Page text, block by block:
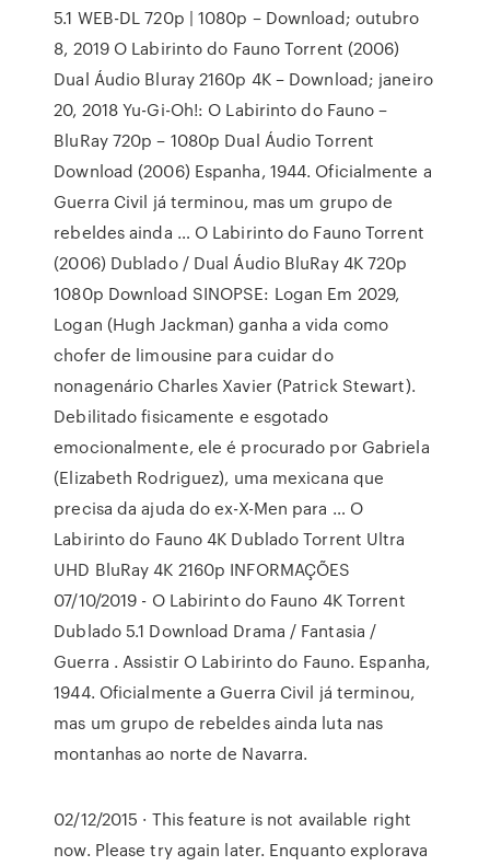
5.1 WEB-DL 720p | 1080p – Download; outubro
8, 2019 O Labirinto do Fauno Torrent (2006)
Dual Áudio Bluray 2160p 4K – Download; janeiro
20, 2018 Yu-Gi-Oh!: O Labirinto do Fauno –
BluRay 720p – 1080p Dual Áudio Torrent
Download (2006) Espanha, 1944. Oficialmente a
Guerra Civil já terminou, mas um grupo de
rebeldes ainda … O Labirinto do Fauno Torrent
(2006) Dublado / Dual Áudio BluRay 4K 720p
1080p Download SINOPSE: Logan Em 2029,
Logan (Hugh Jackman) ganha a vida como
chofer de limousine para cuidar do
nonagenário Charles Xavier (Patrick Stewart).
Debilitado fisicamente e esgotado
emocionalmente, ele é procurado por Gabriela
(Elizabeth Rodriguez), uma mexicana que
precisa da ajuda do ex-X-Men para … O
Labirinto do Fauno 4K Dublado Torrent Ultra
UHD BluRay 4K 2160p INFORMAÇÕES
07/10/2019 - O Labirinto do Fauno 4K Torrent
Dublado 5.1 Download Drama / Fantasia /
Guerra . Assistir O Labirinto do Fauno. Espanha,
1944. Oficialmente a Guerra Civil já terminou,
mas um grupo de rebeldes ainda luta nas
montanhas ao norte de Navarra.
02/12/2015 · This feature is not available right
now. Please try again later. Enquanto explorava